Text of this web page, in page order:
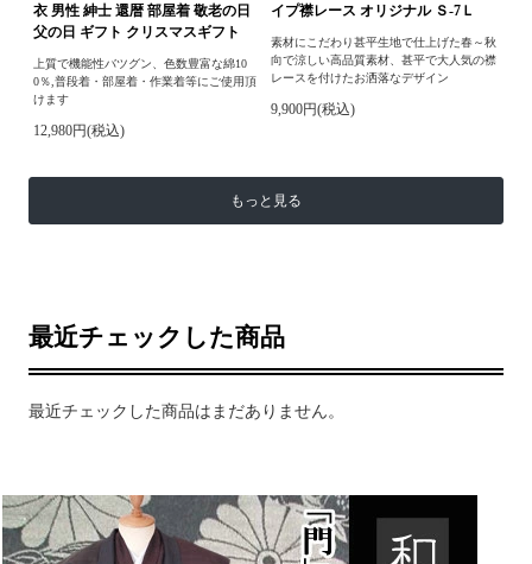
衣 男性 紳士 還暦 部屋着 敬老の日
父の日 ギフト クリスマスギフト
上質で機能性バツグン、色数豊富な綿10
0％,普段着・部屋着・作業着等にご使用頂
けます
12,980円(税込)
イプ襟レース オリジナル Ｓ-7Ｌ
素材にこだわり甚平生地で仕上げた春～秋
向で涼しい高品質素材、甚平で大人気の襟
レースを付けたお洒落なデザイン
9,900円(税込)
もっと見る
最近チェックした商品
最近チェックした商品はまだありません。